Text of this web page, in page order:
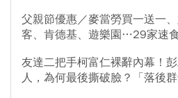
父親節優惠／麥當勞買一送一
客、肯德基、遊樂園…29家速
友達二把手柯富仁裸辭內幕！
人，為何最後撕破臉？「落後